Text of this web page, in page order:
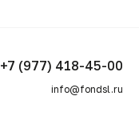
+7 (977) 418-45-00
info@fondsl.ru